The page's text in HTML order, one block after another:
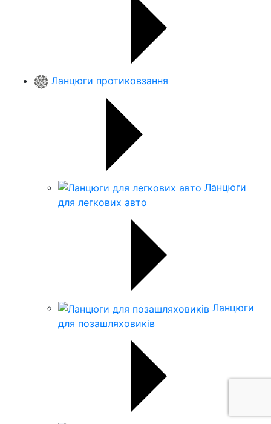
Ланцюги протиковзання
Ланцюги
для легкових авто
Ланцюги
для позашляховиків